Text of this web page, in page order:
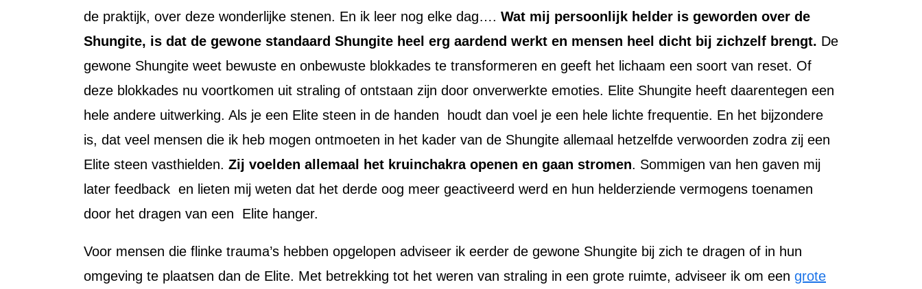
de praktijk, over deze wonderlijke stenen. En ik leer nog elke dag…. Wat mij persoonlijk helder is geworden over de
Shungite, is dat de gewone standaard Shungite heel erg aardend werkt en mensen heel dicht bij zichzelf brengt. De
gewone Shungite weet bewuste en onbewuste blokkades te transformeren en geeft het lichaam een soort van reset. Of
deze blokkades nu voortkomen uit straling of ontstaan zijn door onverwerkte emoties. Elite Shungite heeft daarentegen een
hele andere uitwerking. Als je een Elite steen in de handen houdt dan voel je een hele lichte frequentie. En het bijzondere
is, dat veel mensen die ik heb mogen ontmoeten in het kader van de Shungite allemaal hetzelfde verwoorden zodra zij een
Elite steen vasthielden. Zij voelden allemaal het kruinchakra openen en gaan stromen. Sommigen van hen gaven mij
later feedback en lieten mij weten dat het derde oog meer geactiveerd werd en hun helderziende vermogens toenamen
door het dragen van een Elite hanger.
Voor mensen die flinke trauma’s hebben opgelopen adviseer ik eerder de gewone Shungite bij zich te dragen of in hun
omgeving te plaatsen dan de Elite. Met betrekking tot het weren van straling in een grote ruimte, adviseer ik om een grote